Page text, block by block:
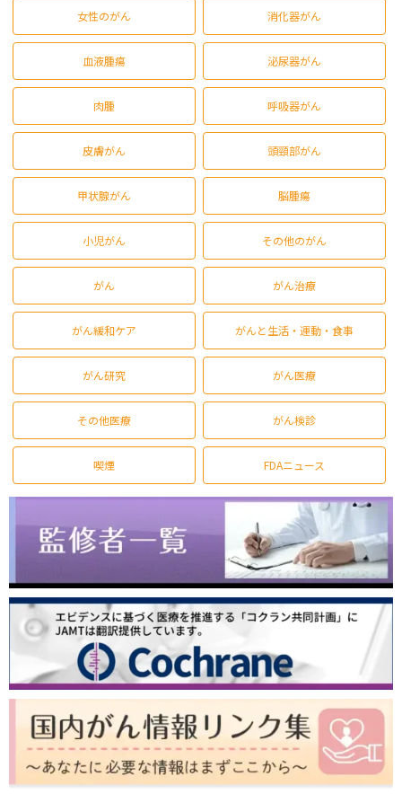
女性のがん 消化器がん
血液腫瘍 泌尿器がん
肉腫 呼吸器がん
皮膚がん 頭頸部がん
甲状腺がん 脳腫瘍
小児がん その他のがん
がん がん治療
がん緩和ケア がんと生活・運動・食事
がん研究 がん医療
その他医療 がん検診
喫煙 FDAニュース